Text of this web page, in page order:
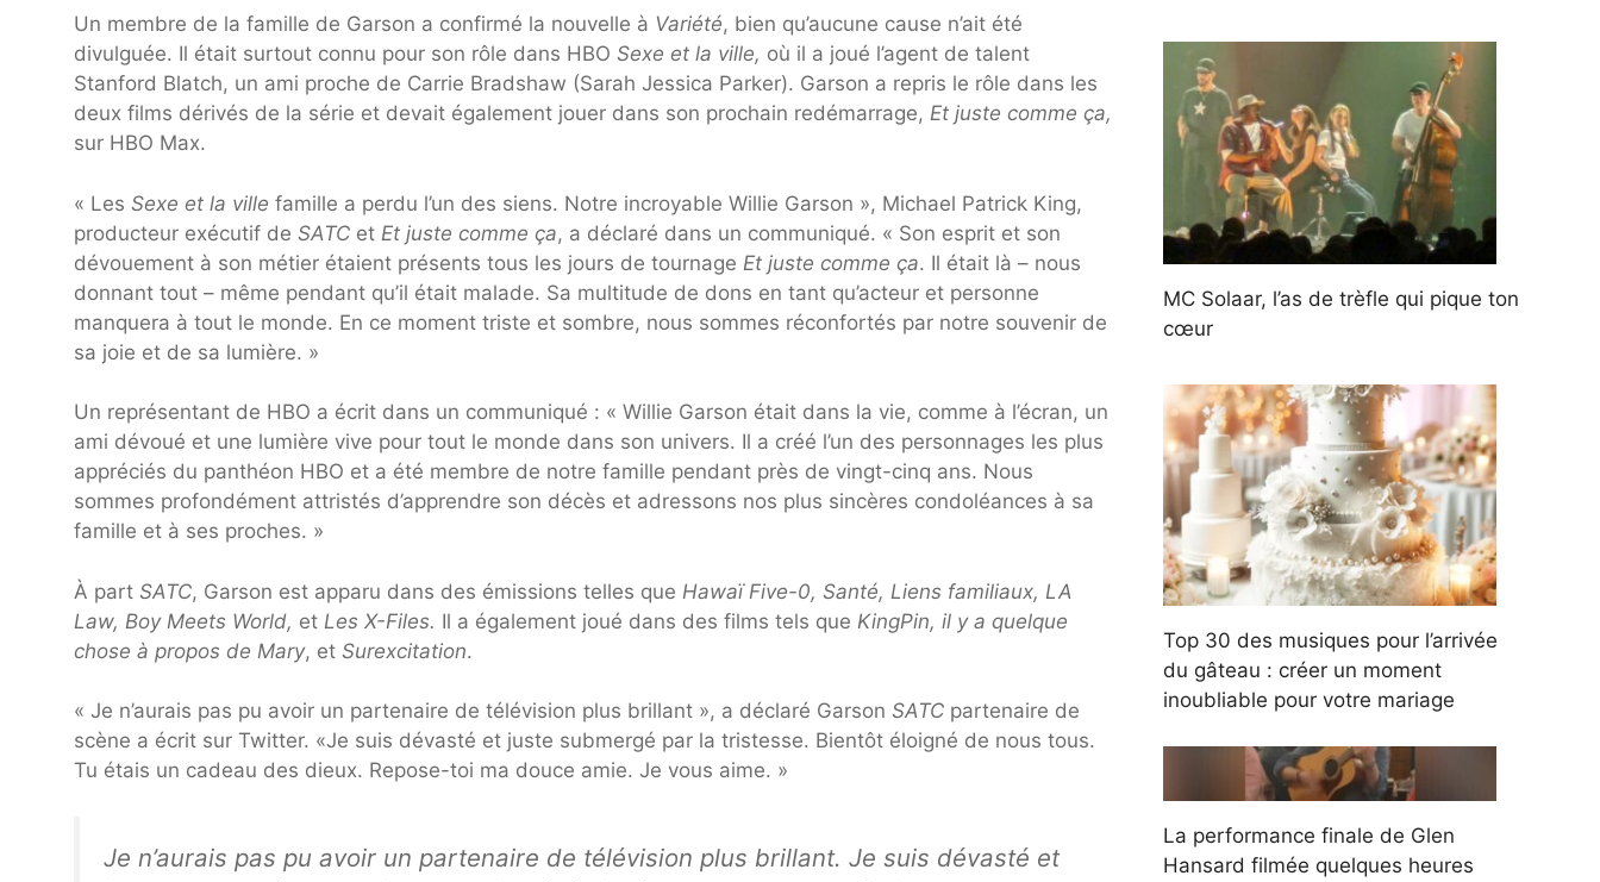
Un membre de la famille de Garson a confirmé la nouvelle à Variété, bien qu’aucune cause n’ait été
divulguée. Il était surtout connu pour son rôle dans HBO Sexe et la ville, où il a joué l’agent de talent
Stanford Blatch, un ami proche de Carrie Bradshaw (Sarah Jessica Parker). Garson a repris le rôle dans les
deux films dérivés de la série et devait également jouer dans son prochain redémarrage, Et juste comme ça,
sur HBO Max.
« Les Sexe et la ville famille a perdu l’un des siens. Notre incroyable Willie Garson », Michael Patrick King,
producteur exécutif de SATC et Et juste comme ça, a déclaré dans un communiqué. « Son esprit et son
dévouement à son métier étaient présents tous les jours de tournage Et juste comme ça. Il était là – nous
donnant tout – même pendant qu’il était malade. Sa multitude de dons en tant qu’acteur et personne
manquera à tout le monde. En ce moment triste et sombre, nous sommes réconfortés par notre souvenir de
sa joie et de sa lumière. »
Un représentant de HBO a écrit dans un communiqué : « Willie Garson était dans la vie, comme à l’écran, un
ami dévoué et une lumière vive pour tout le monde dans son univers. Il a créé l’un des personnages les plus
appréciés du panthéon HBO et a été membre de notre famille pendant près de vingt-cinq ans. Nous
sommes profondément attristés d’apprendre son décès et adressons nos plus sincères condoléances à sa
famille et à ses proches. »
À part SATC, Garson est apparu dans des émissions telles que Hawaï Five-0, Santé, Liens familiaux, LA
Law, Boy Meets World, et Les X-Files. Il a également joué dans des films tels que KingPin, il y a quelque
chose à propos de Mary, et Surexcitation.
« Je n’aurais pas pu avoir un partenaire de télévision plus brillant », a déclaré Garson SATC partenaire de
scène a écrit sur Twitter. «Je suis dévasté et juste submergé par la tristesse. Bientôt éloigné de nous tous.
Tu étais un cadeau des dieux. Repose-toi ma douce amie. Je vous aime. »
Je n’aurais pas pu avoir un partenaire de télévision plus brillant. Je suis dévasté et
MC Solaar, l’as de trèfle qui pique ton
cœur
Top 30 des musiques pour l’arrivée
du gâteau : créer un moment
inoubliable pour votre mariage
La performance finale de Glen
Hansard filmée quelques heures